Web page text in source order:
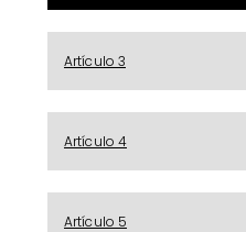
Artículo 3
Artículo 4
Artículo 5